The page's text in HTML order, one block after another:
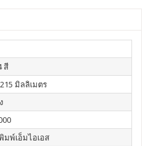
สี
มิลลิเมตร
มพ์เอ็มไอเอส